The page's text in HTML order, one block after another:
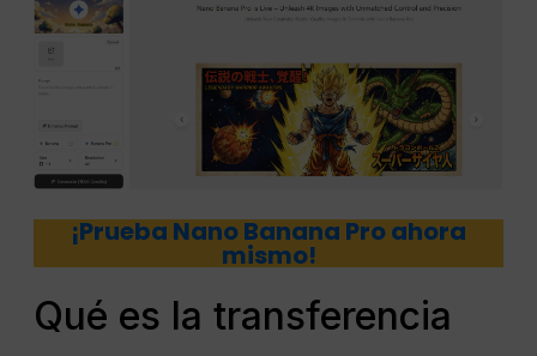
¡Prueba Nano Banana Pro ahora
mismo!
Qué es la transferencia